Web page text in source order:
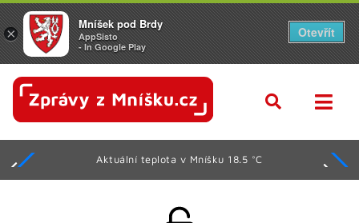
Aktuální teplota v Mníšku 18.5 °C
×
Mníšek pod Brdy
AppSisto
- In Google Play
Otevřít